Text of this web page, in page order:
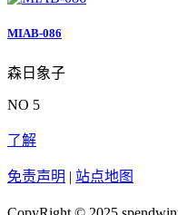
MIAB-086
森日象子
NO 5
了解
免责声明 | 站点地图